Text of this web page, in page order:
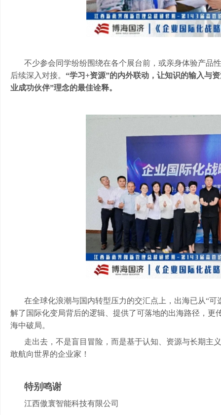
不少参会同学纷纷围绕在各个展台前，或亲身体验产品
后续深入对接。 “学习+资源”的内外联动，让知识的输入与
业成功伙伴”理念的最佳诠释。
在全球化浪潮与国内转型压力的交汇点上，出海已从“可
解了国际化变局背后的逻辑、提供了可落地的出海路径，
海中破局。
走出去，不是盲目冒险，而是基于认知、资源与长期主
敢航向世界的企业家！
特别鸣谢
江西傲寰智能科技有限公司